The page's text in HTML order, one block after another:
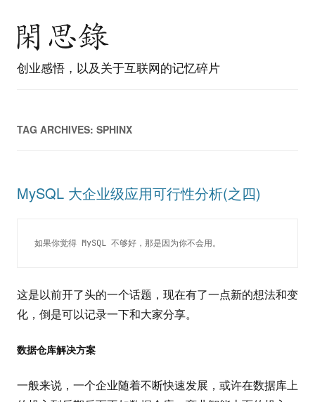
创业感悟，以及关于互联网的记忆碎片
TAG ARCHIVES: SPHINX
MySQL 大企业级应用可行性分析(之四)
如果你觉得 MySQL 不够好，那是因为你不会用。
这是以前开了头的一个话题，现在有了一点新的想法和变
化，倒是可以记录一下和大家分享。
数据仓库解决方案
一般来说，一个企业随着不断快速发展，或许在数据库上